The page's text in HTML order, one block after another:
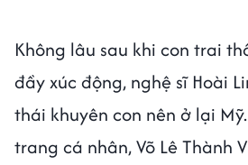
Không lâu sau khi con trai
đầy xúc động, nghệ sĩ Hoài
thái khuyên con nên ở lại
trang cá nhân, Võ Lê Thành